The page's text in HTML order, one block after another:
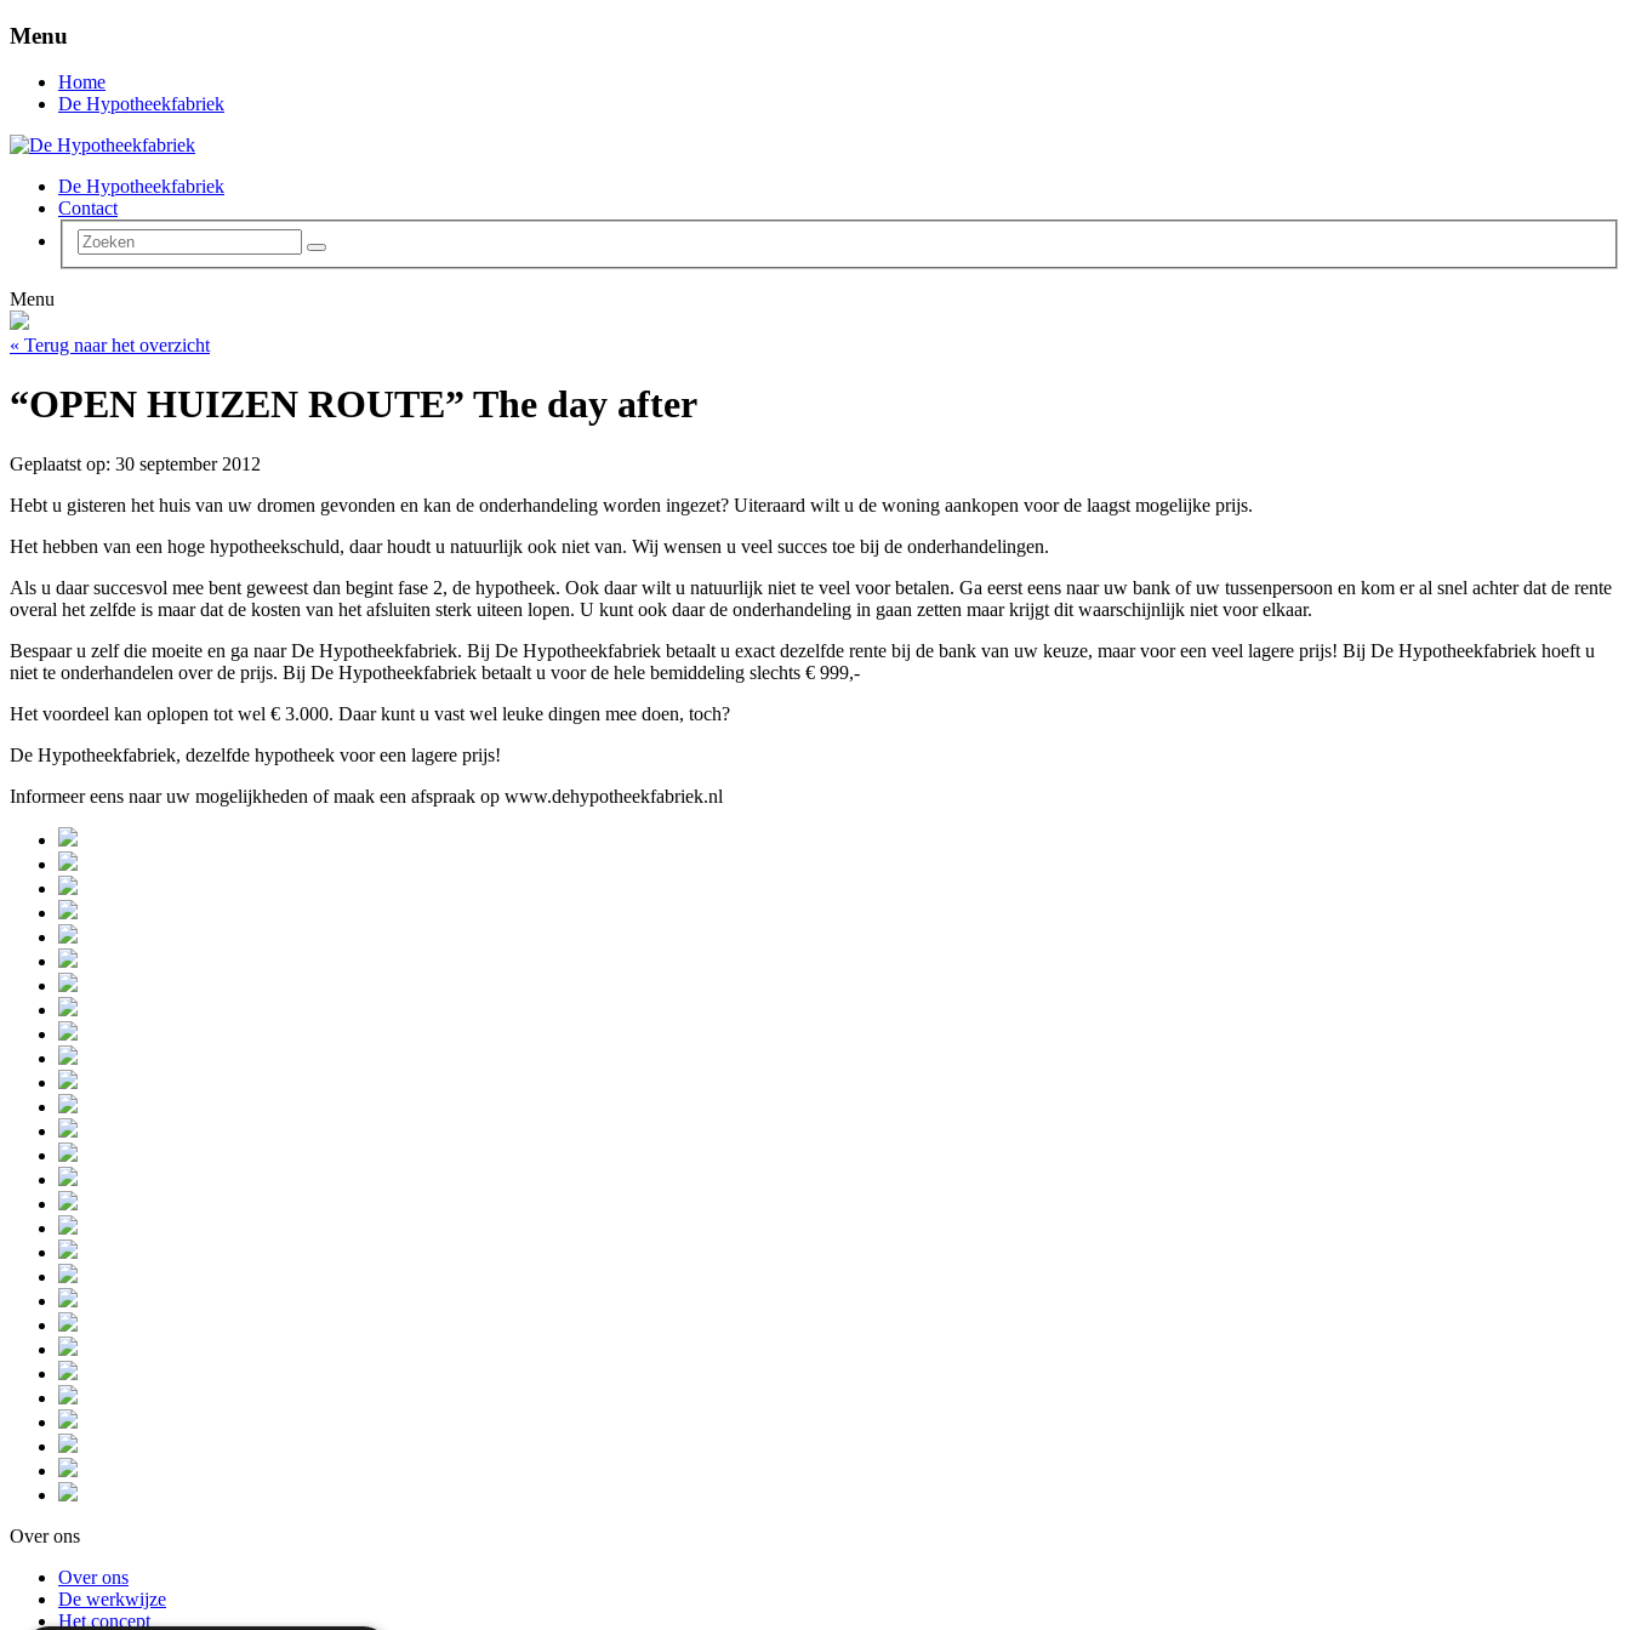
Menu
Home
De Hypotheekfabriek
De Hypotheekfabriek
Contact
Menu
« Terug naar het overzicht
“OPEN HUIZEN ROUTE” The day after
Geplaatst op: 30 september 2012
Hebt u gisteren het huis van uw dromen gevonden en kan de onderhandeling worden ingezet? Uiteraard wilt u de woning aankopen voor de laagst mogelijke prijs.
Het hebben van een hoge hypotheekschuld, daar houdt u natuurlijk ook niet van. Wij wensen u veel succes toe bij de onderhandelingen.
Als u daar succesvol mee bent geweest dan begint fase 2, de hypotheek. Ook daar wilt u natuurlijk niet te veel voor betalen. Ga eerst eens naar uw bank of uw tussenpersoon en kom er al snel achter dat de rente
overal het zelfde is maar dat de kosten van het afsluiten sterk uiteen lopen. U kunt ook daar de onderhandeling in gaan zetten maar krijgt dit waarschijnlijk niet voor elkaar.
Bespaar u zelf die moeite en ga naar De Hypotheekfabriek. Bij De Hypotheekfabriek betaalt u exact dezelfde rente bij de bank van uw keuze, maar voor een veel lagere prijs! Bij De Hypotheekfabriek hoeft u
niet te onderhandelen over de prijs. Bij De Hypotheekfabriek betaalt u voor de hele bemiddeling slechts € 999,-
Het voordeel kan oplopen tot wel € 3.000. Daar kunt u vast wel leuke dingen mee doen, toch?
De Hypotheekfabriek, dezelfde hypotheek voor een lagere prijs!
Informeer eens naar uw mogelijkheden of maak een afspraak op www.dehypotheekfabriek.nl
Over ons
Over ons
De werkwijze
Het concept